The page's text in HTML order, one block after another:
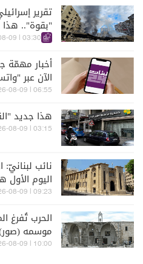
تقرير
"بقوة"..
03:30 | 2026-08-09
الآن عبر
06:55 | 2026-08-09
هذا جديد
03:15 | 2026-08-09
نائب
اليوم
09:23 | 2026-08-09
الحرب تُفرغ
موسمه
10:00 | 2026-08-09